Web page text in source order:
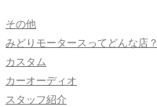
その他
みどりモータースってどんな店？
カスタム
カーオーディオ
スタッフ紹介